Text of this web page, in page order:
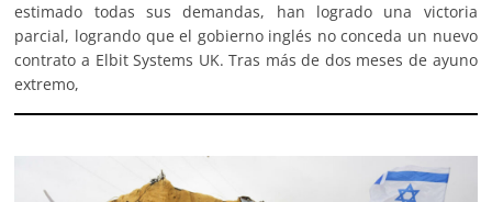
estimado todas sus demandas, han logrado una victoria
parcial, logrando que el gobierno inglés no conceda un nuevo
contrato a Elbit Systems UK. Tras más de dos meses de ayuno
extremo,